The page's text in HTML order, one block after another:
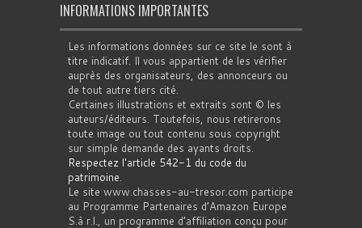
INFORMATIONS IMPORTANTES
Les informations données sur ce site le sont à
titre indicatif. Il vous appartient de les vérifier
auprès des organisateurs, des annonceurs ou
de tout autre tiers cité.
Certaines illustrations et extraits sont © les
auteurs/éditeurs. Toutefois, nous retirerons
toute image ou tout contenu sous copyright
sur simple demande des ayants droits.
Respectez l'article 542-1 du code du
patrimoine.
Le site www.chasses-au-tresor.com participe
au Programme Partenaires d’Amazon Europe
S.à r.l., un programme d’affiliation conçu pour